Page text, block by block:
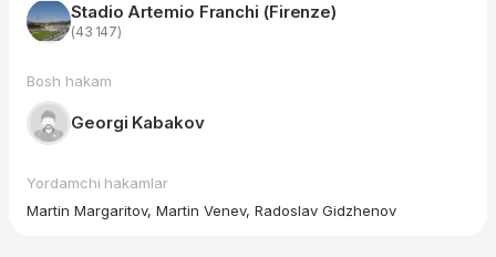
Stadio Artemio Franchi (Firenze)
(43 147)
Bosh hakam
Georgi Kabakov
Yordamchi hakamlar
Martin Margaritov, Martin Venev, Radoslav Gidzhenov